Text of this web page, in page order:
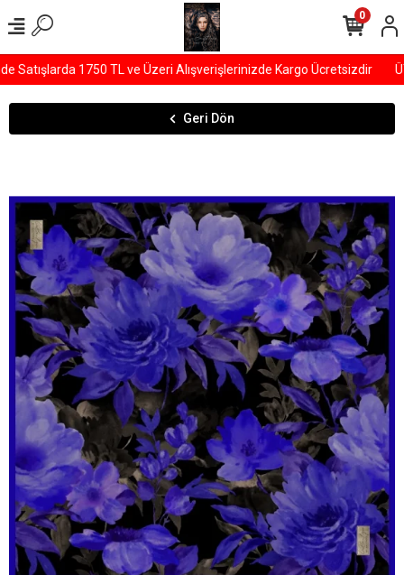
1750 TL ve Üzeri Alışverişlerinizde Kargo Ücretsizdir
0
Geri Dön